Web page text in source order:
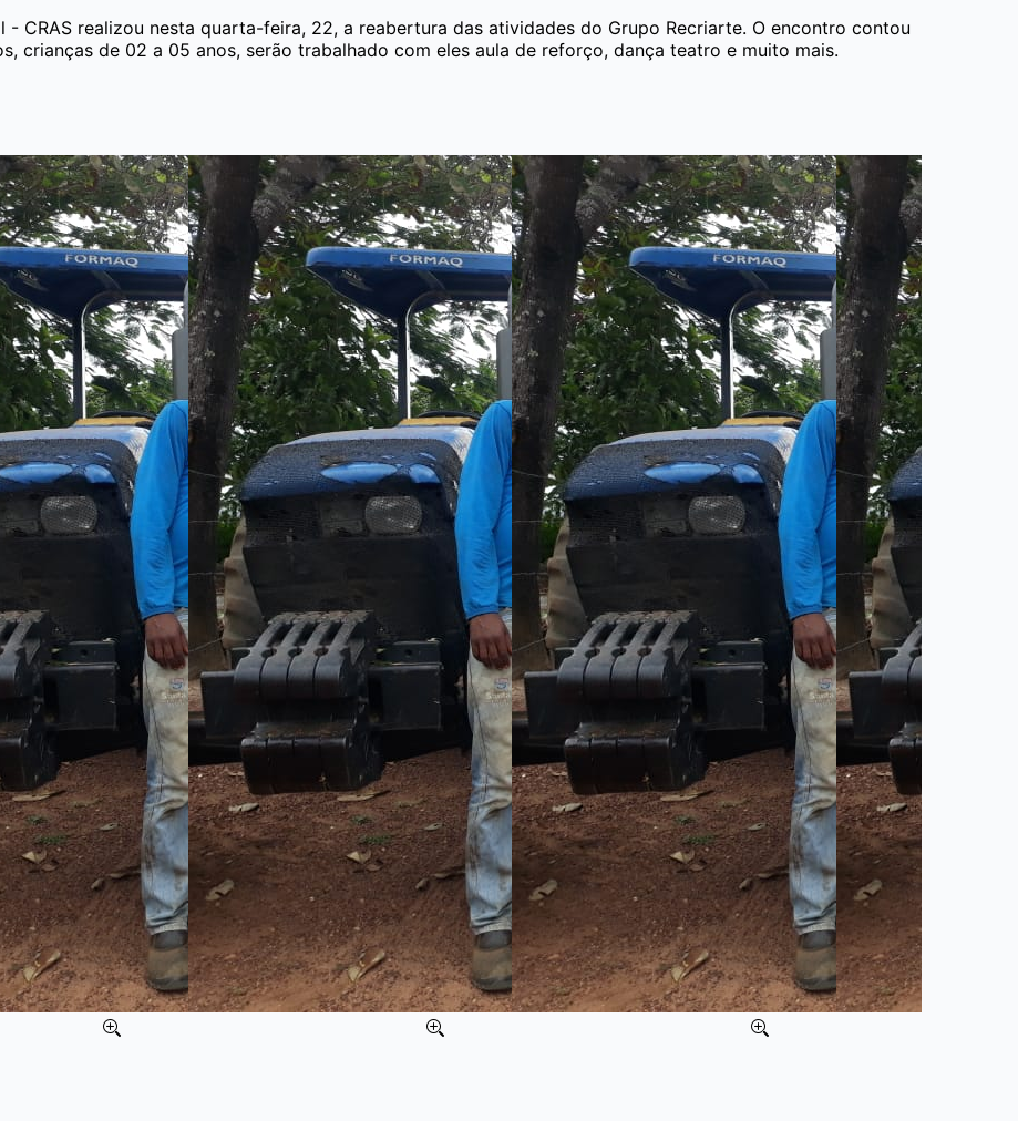
- CRAS realizou nesta quarta-feira, 22, a reabertura das atividades do Grupo Recriarte. O encontro contou
crianças de 02 a 05 anos, serão trabalhado com eles aula de reforço, dança teatro e muito mais.